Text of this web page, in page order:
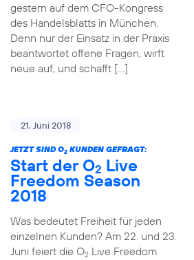
gestern auf dem CFO-Kongress
des Handelsblatts in München.
Denn nur der Einsatz in der Praxis
beantwortet offene Fragen, wirft
neue auf, und schafft […]
21. Juni 2018
JETZT SIND O2KUNDEN GEFRAGT:
Start der O2 Live
Freedom Season
2018
Was bedeutet Freiheit für jeden
einzelnen Kunden? Am 22. und 23.
Juni feiert die O2Live Freedom